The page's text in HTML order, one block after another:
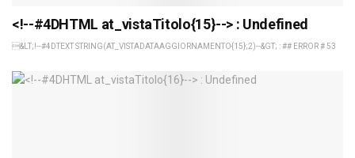
<!--#4DHTML at_vistaTitolo{15}--> : Undefined
&LT;!--#4DTEXT STRING(AT_VISTADATAAGGIORNAMENTO{15};2)--&GT; : ## ERROR # 53